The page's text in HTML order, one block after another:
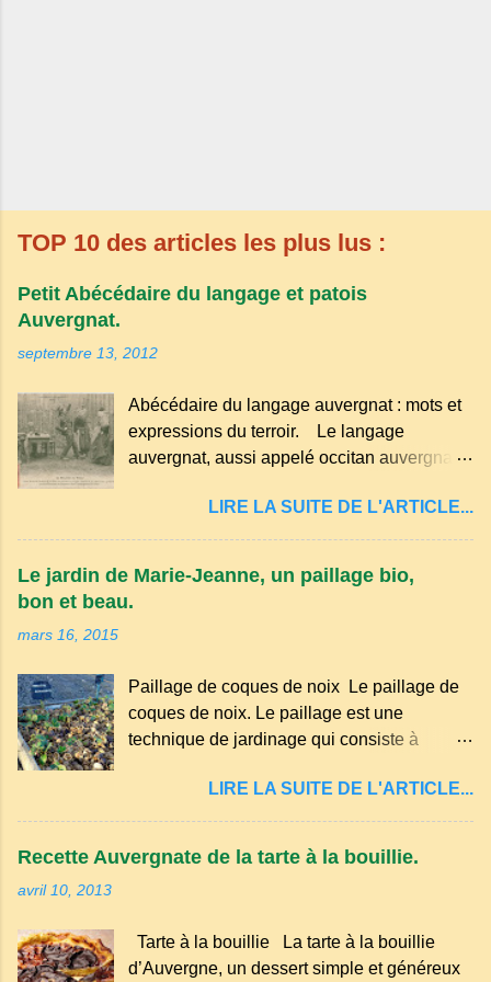
TOP 10 des articles les plus lus :
Petit Abécédaire du langage et patois
Auvergnat.
septembre 13, 2012
Abécédaire du langage auvergnat : mots et
expressions du terroir. Le langage
auvergnat, aussi appelé occitan auvergnat ,
principalement en Auvergne et dans
certaines parties du Massif central . Il
et est classé parmi les dialectes du nord-
Par exemple, on trouve des mots typiques
comme "agourer" (s'accroupir) ou "aze"
(âne, utilisé aussi pour désigner quelqu'un
Auvergne particulièrement du Puy-de-
Dôme . A Adrillier : arbres de la famille...
LIRE LA SUITE DE L'ARTICLE...
Le jardin de Marie-Jeanne, un paillage bio,
bon et beau.
mars 16, 2015
Paillage de coques de noix Le paillage de
coques de noix. Le paillage est une
technique de jardinage qui consiste à
organiques, minéraux ou synthétiques pour
le protéger et améliorer sa fertilité. Il
présente plusieurs avantages : Réduction
des arrosages : Le paillage limite
empêche la lumière d'atteindre le sol, ce qui
freine la germination des adventices.
LIRE LA SUITE DE L'ARTICLE...
Recette Auvergnate de la tarte à la bouillie.
avril 10, 2013
Tarte à la bouillie La tarte à la bouillie
d’Auvergne, un dessert simple et généreux